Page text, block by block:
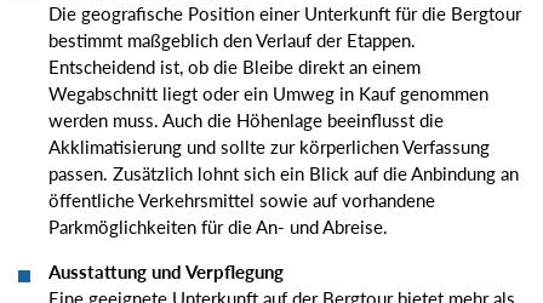
Die geografische Position einer Unterkunft für die Bergtour
bestimmt maßgeblich den Verlauf der Etappen.
Entscheidend ist, ob die Bleibe direkt an einem
Wegabschnitt liegt oder ein Umweg in Kauf genommen
werden muss. Auch die Höhenlage beeinflusst die
Akklimatisierung und sollte zur körperlichen Verfassung
passen. Zusätzlich lohnt sich ein Blick auf die Anbindung an
öffentliche Verkehrsmittel sowie auf vorhandene
Parkmöglichkeiten für die An- und Abreise.
Ausstattung und Verpflegung
Eine geeignete Unterkunft auf der Bergtour bietet mehr als